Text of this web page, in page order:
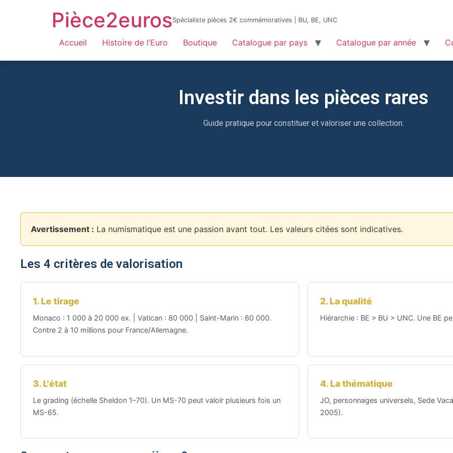
LnyacO_HdHZmhxKtnaFXQuhcbF-jYnbRWJOFBf_6sYY
Pièce2eurosSpécialiste pièces 2€ commémoratives | BU, BE, UNC
Accueil Histoire de l’Euro Boutique Catalogue par pays Catalogue par année
Investir dans les pièces rares
Guide pratique pour constituer et valoriser une collection.
Avertissement : La numismatique est une passion avant tout. Les valeurs citées sont indicatives.
Les 4 critères de valorisation
1. Le tirage
Monaco : 1 000 à 20 000 ex. | Vatican : 80 000 | Saint-Marin : 60 000.
Contre 2 à 10 millions pour France/Allemagne.
2. La qualité
Hiérarchie : BE > BU > UNC. Une BE
3. L'état
Le grading (échelle Sheldon 1–70). Un MS-70 peut valoir plusieurs fois un
MS-65.
4. La thématique
JO, personnages universels, Sede
2005).